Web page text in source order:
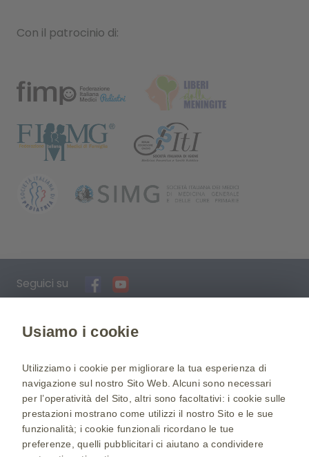
Con il patrocinio di:
Seguici su
PRIVACY |COOKIE POLICY
Campagna informativa realizzata da GlaxoSmithKline S.p.A. Il
presente materiale non è promozionale di prodotto, non
rivendica né esplicita caratteristiche terapeutiche di farmaci
di GSK e come tale non ricade nell’ambCampagna
informativa realizzata da GlaxoSmithKline S.p.A. Il presente
materiale non è promozionale di prodotto, non rivendica né
esplicita caratteristiche terapeutiche di farmaci di GSK e
Usiamo i cookie
Utilizziamo i cookie per migliorare la tua esperienza di
navigazione sul nostro Sito Web. Alcuni sono necessari
per l’operatività del Sito, altri sono facoltativi: i cookie sulle
prestazioni mostrano come utilizzi il nostro Sito e le sue
funzionalità; i cookie funzionali ricordano le tue
preferenze, quelli pubblicitari ci aiutano a condividere